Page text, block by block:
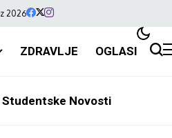
2026
ZDRAVLJE OGLASI
Studentske Novosti